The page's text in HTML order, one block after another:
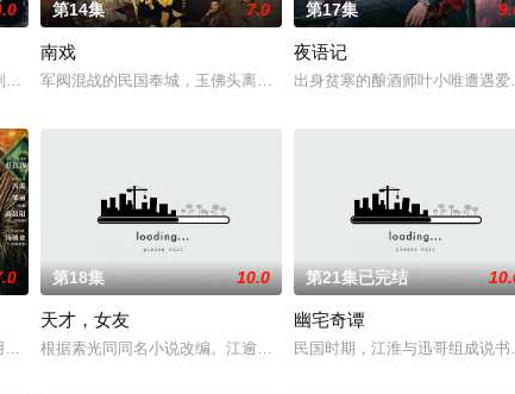
圆（姜贞羽 饰）因意外踏入玄机界，继而卷入
支队在无普及监控、无DNA鉴定技术的支持下，通过摸排、勘查等传统刑
第14集 7.0
南戏
军阀混战的民国奉城，玉佛头离奇失窃，戏班主横尸戏台，将冷血少
第17集
夜语记
出身贫寒的酿酒师叶小唯遭遇
三元及第入翰林院的奇女子。十年前的她被他从
炎女儿奴的属性，请求老炮儿顾炎带自己用程序员身份卧底电诈集团以求
第18集 10.0
天才，女友
根据素光同同名小说改编。江逾白长大以后，林知夏忽然对他说：“
第21集已完结
幽宅奇谭
民国时期，江淮与迅哥组成说